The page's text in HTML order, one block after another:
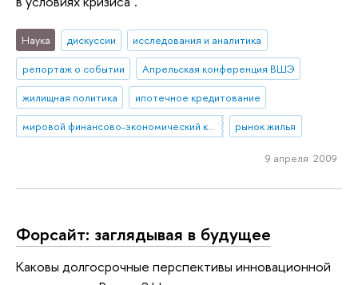
Наука дискуссии
исследования и аналитика
репортаж о событии
Апрельская конференция ВШЭ
жилищная политика
ипотечное кредитование
мировой финансово-экономический кризис
рынок жилья
9 апреля 2009
Форсайт: заглядывая в будущее
Каковы долгосрочные перспективы инновационной